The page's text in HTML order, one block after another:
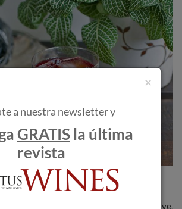
en la combinación de tequila y café,
de cócteles. Sin embargo, la
el toque de vino tinto Malbec, cálido, suave,
×
a nuestra newsletter y
GRATIS la última
revista